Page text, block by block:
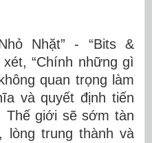
Nhặt” - “Bits &
“Chính những gì
quan trọng làm
và quyết định tiến
Thế giới sẽ sớm tàn
lòng trung thành và